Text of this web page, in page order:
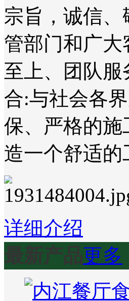
宗旨，诚信
管部门和广
至上、团队
合:与社会各
保、严格的
造一个舒适
详细介绍
最新产品更多